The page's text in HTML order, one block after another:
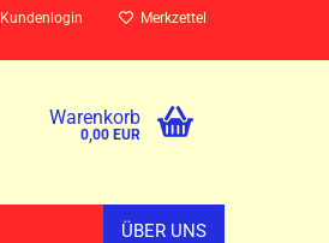
Kundenlogin Merkzettel
Warenkorb
0,00 EUR
ÜBER UNS